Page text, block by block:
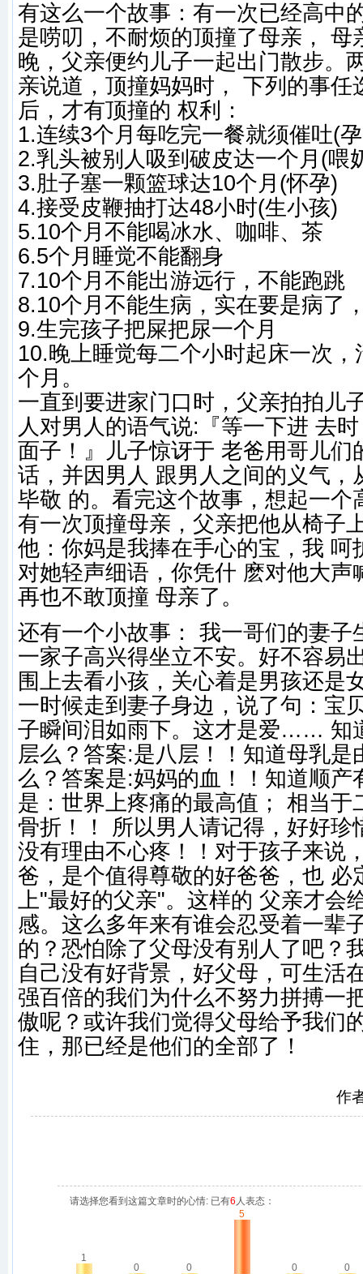
有这么一个故事：有一次已经高中
是唠叨，不耐烦的顶撞了母亲， 母
晚，父亲便约儿子一起出门散步。
亲说道，顶撞妈妈时， 下列的事任
后，才有顶撞的 权利：
1.连续3个月每吃完一餐就须催吐(
2.乳头被别人吸到破皮达一个月(喂
3.肚子塞一颗篮球达10个月(怀孕)
4.接受皮鞭抽打达48小时(生小孩)
5.10个月不能喝冰水、咖啡、茶
6.5个月睡觉不能翻身
7.10个月不能出游远行，不能跑跳
8.10个月不能生病，实在要是病了
9.生完孩子把屎把尿一个月
10.晚上睡觉每二个小时起床一次
个月。
一直到要进家门口时，父亲拍拍儿
人对男人的语气说:『等一下进 去
面子！』儿子惊讶于 老爸用哥儿们
话，并因男人 跟男人之间的义气，
毕敬 的。看完这个故事，想起一个
有一次顶撞母亲，父亲把他从椅子
他：你妈是我捧在手心的宝，我 呵
对她轻声细语，你凭什 麽对他大声
再也不敢顶撞 母亲
还有一个小故事： 我一哥们的妻子
一家子高兴得坐立不安。好不容易
围上去看小孩，关心着是男孩还是
一时候走到妻子身边，说了句：宝
子瞬间泪如雨下。这才是爱…… 知
层么？答案:是八层！！知道母乳是
么？答案是:妈妈的血！！知道顺产
是：世界上疼痛的最高值； 相当于
骨折！！ 所以男人请记得，好好珍
没有理由不心疼！！对于孩子来说
爸，是个值得尊敬的好爸爸，也 必
上"最好的父亲"。这样的 父亲才会
感。这么多年来有谁会忍受着一辈
的？恐怕除了父母没有别人了吧？
自己没有好背景，好父母，可生活
强百倍的我们为什么不努力拼搏一
傲呢？或许我们觉得父母给予我们
住，那已经是他们的全部了！
作
请选择您看到这篇文章时的心情: 已有6 人表态：
1
0
0
5
0 0